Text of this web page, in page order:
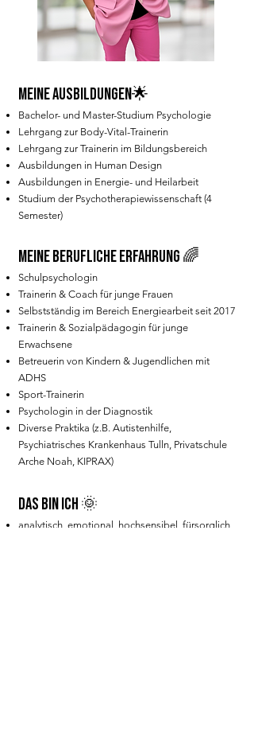
Meine Ausbildungen🌟
Bachelor- und Master-Studium Psychologie
Lehrgang zur Body-Vital-Trainerin
Lehrgang zur Trainerin im Bildungsbereich
Ausbildungen in Human Design
Ausbildungen in Energie- und Heilarbeit
Studium der Psychotherapiewissenschaft (4
Semester)
Meine berufliche erfahrung 🌈
Schulpsychologin
Trainerin & Coach für junge Frauen
Selbstständig im Bereich Energiearbeit seit 2017
Trainerin & Sozialpädagogin für junge
Erwachsene
Betreuerin von Kindern & Jugendlichen mit
ADHS
Sport-Trainerin
Psychologin in der Diagnostik
Diverse Praktika (z.B. Autistenhilfe,
Psychiatrisches Krankenhaus Tulln, Privatschule
Arche Noah, KIPRAX)
das bin ich 🌞
analytisch, emotional, hochsensibel, fürsorglich,